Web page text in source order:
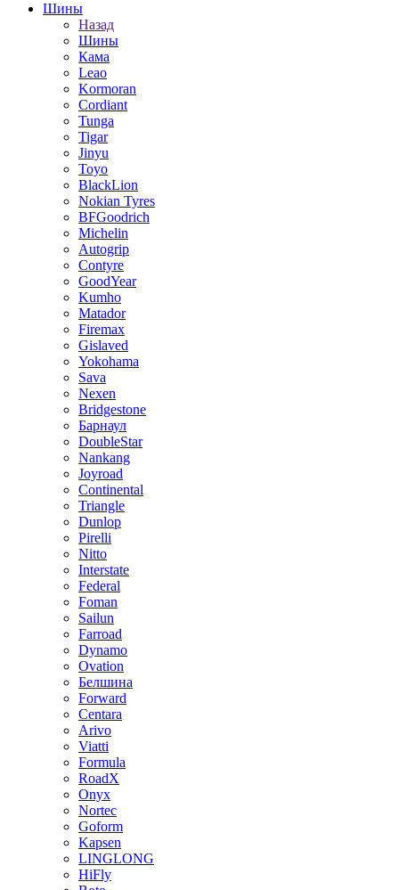
Шины
Назад
Шины
Кама
Leao
Kormoran
Cordiant
Tunga
Tigar
Jinyu
Toyo
BlackLion
Nokian Tyres
BFGoodrich
Michelin
Autogrip
Contyre
GoodYear
Kumho
Matador
Firemax
Gislaved
Yokohama
Sava
Nexen
Bridgestone
Барнаул
DoubleStar
Nankang
Joyroad
Continental
Triangle
Dunlop
Pirelli
Nitto
Interstate
Federal
Foman
Sailun
Farroad
Dynamo
Ovation
Белшина
Forward
Centara
Arivo
Viatti
Formula
RoadX
Onyx
Nortec
Goform
Kapsen
LINGLONG
HiFly